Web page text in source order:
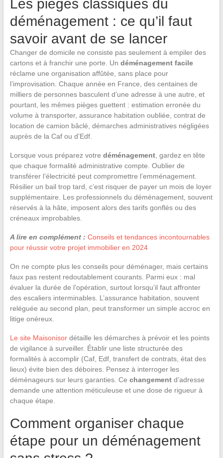
Les pièges classiques du
déménagement : ce qu’il faut
savoir avant de se lancer
Changer de domicile ne consiste pas seulement à empiler des
cartons et à franchir une porte. Un déménagement facile
réclame une organisation affûtée, sans place pour
l’improvisation. Chaque année en France, des centaines de
milliers de personnes basculent d’une adresse à une autre, et
pourtant, les mêmes pièges guettent : estimation erronée du
volume à transporter, assurance habitation oubliée, contrat de
location de camion bâclé, démarches administratives négligées
auprès de la Caf ou d’Edf.
Lorsque vous préparez votre déménagement, gardez en tête
que chaque formalité administrative compte. Oublier de
transférer l’électricité peut compromettre l’emménagement.
Résilier un bail trop tard, c’est risquer de payer un mois de loyer
supplémentaire. Les professionnels du déménagement, souvent
réservés à la hâte, imposent alors des tarifs gonflés ou des
créneaux improbables.
A lire en complément : Conseils et tendances incontournables
pour réussir votre projet immobilier en 2024
On ne compte plus les conseils pour déménager, mais certains
faux pas restent redoutablement courants. Parmi eux : mal
évaluer la durée de l’opération, surtout lorsqu’il faut affronter
des escaliers interminables. L’assurance habitation, souvent
reléguée au second plan, peut transformer un simple accroc en
litige onéreux.
Le site Maisonisordétaille les démarches à prévoir et les points
de vigilance à surveiller. Établir une liste structurée des
formalités à accomplir (Caf, Edf, transfert de contrats, état des
lieux) évite bien des déboires. Pensez à interroger les
déménageurs sur leurs garanties. Ce changementd’adresse
demande une attention méticuleuse et une dose de rigueur à
chaque étape.
Comment organiser chaque
étape pour un déménagement